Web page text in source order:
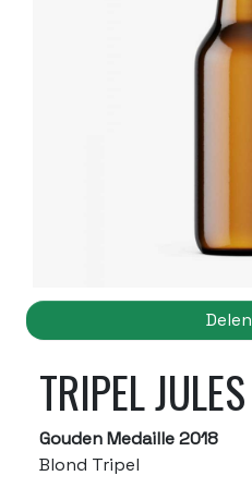
Delen
TRIPEL JULES
Gouden Medaille 2018
Blond Tripel